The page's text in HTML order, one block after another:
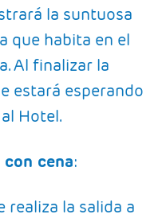
la suntuosa
que habita en el
Al finalizar la
estará esperando
Hotel.
cena:
realiza la salida a